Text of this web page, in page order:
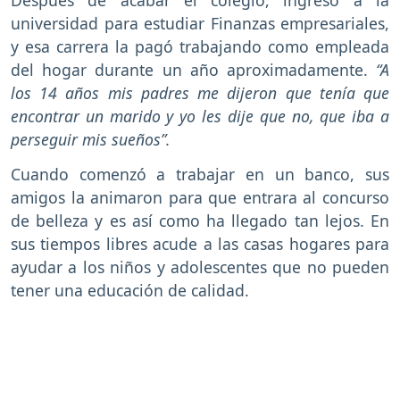
universidad para estudiar Finanzas empresariales,
y esa carrera la pagó trabajando como empleada
del hogar durante un año aproximadamente. “A
los 14 años mis padres me dijeron que tenía que
encontrar un marido y yo les dije que no, que iba a
perseguir mis sueños”.
Cuando comenzó a trabajar en un banco, sus
amigos la animaron para que entrara al concurso
de belleza y es así como ha llegado tan lejos. En
sus tiempos libres acude a las casas hogares para
ayudar a los niños y adolescentes que no pueden
tener una educación de calidad.